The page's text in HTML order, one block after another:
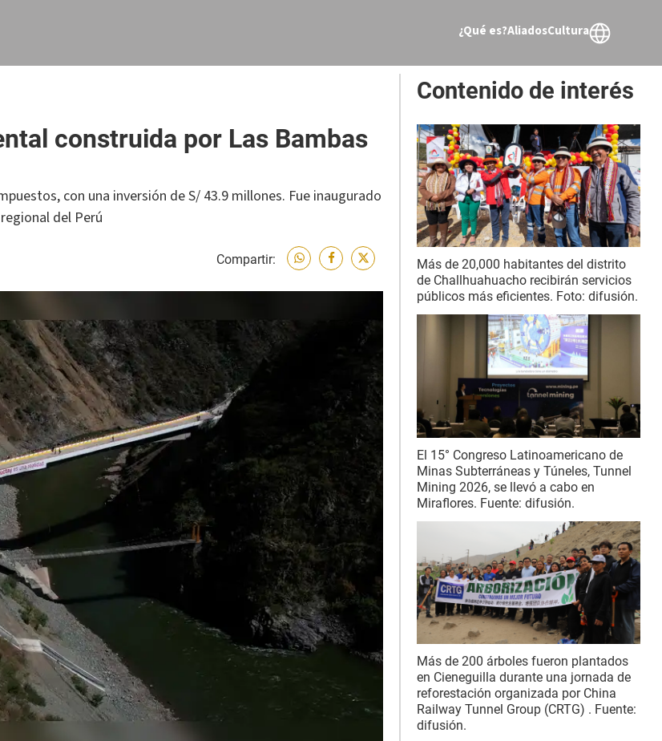
¿Qué es?AliadosCultura
construida por Las Bambas
con una inversión de S/ 43.9 millones. Fue inaugurado
del Perú
Compartir:
Contenido de interés
Más de 20,000 habitantes del distrito
de Challhuahuacho recibirán servicios
públicos más eficientes. Foto: difusión.
El 15° Congreso Latinoamericano de
Minas Subterráneas y Túneles, Tunnel
Mining 2026, se llevó a cabo en
Miraflores. Fuente: difusión.
Más de 200 árboles fueron plantados
en Cieneguilla durante una jornada de
reforestación organizada por China
Railway Tunnel Group (CRTG) . Fuente:
difusión.